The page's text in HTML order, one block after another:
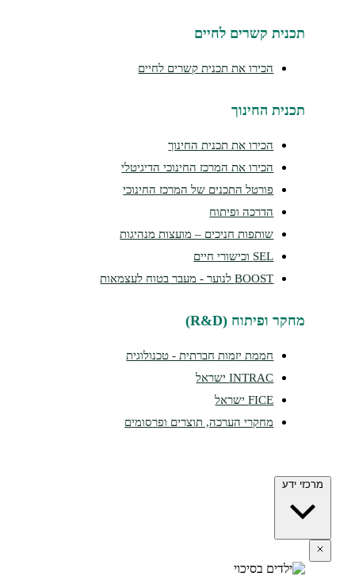
תכנית קשרים לחיים
הכירו את תכנית קשרים לחיים
תכנית החינוך
הכירו את תכנית החינוך
הכירו את המרכז החינוכי הדיגיטלי
פורטל התכנים של המרכז החינוכי
הדרכה ופיתוח
שותפות חניכים – מועצות מנהיגות
SEL וכישורי חיים
BOOST לנוער - מעבר בטוח לעצמאות
מחקר ופיתוח (R&D)
חממת יזמות חברתית - טכנולוגית
INTRAC ישראל
FICE ישראל
מחקרי הערכה, תוצרים ופרסומים
מרכזי ידע